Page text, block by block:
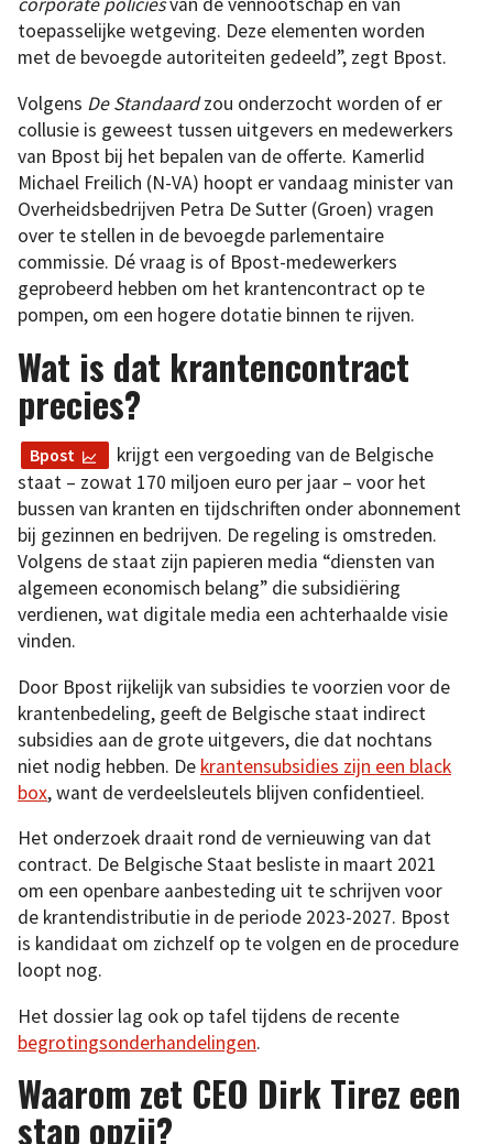
toepasselijke wetgeving. Deze elementen worden
met de bevoegde autoriteiten gedeeld”, zegt Bpost.
Volgens De Standaardzou onderzocht worden of er
collusie is geweest tussen uitgevers en medewerkers
van Bpost bij het bepalen van de offerte. Kamerlid
Michael Freilich (N-VA) hoopt er vandaag minister van
Overheidsbedrijven Petra De Sutter (Groen) vragen
over te stellen in de bevoegde parlementaire
commissie. Dé vraag is of Bpost-medewerkers
geprobeerd hebben om het krantencontract op te
pompen, om een hogere dotatie binnen te rijven.
Wat is dat krantencontract
precies?
Bpost
krijgt een vergoeding van de Belgische
staat – zowat 170 miljoen euro per jaar – voor het
bussen van kranten en tijdschriften onder abonnement
bij gezinnen en bedrijven. De regeling is omstreden.
Volgens de staat zijn papieren media “diensten van
algemeen economisch belang” die subsidiëring
verdienen, wat digitale media een achterhaalde visie
vinden.
Door Bpost rijkelijk van subsidies te voorzien voor de
krantenbedeling, geeft de Belgische staat indirect
subsidies aan de grote uitgevers, die dat nochtans
niet nodig hebben. De krantensubsidies zijn een black
box, want de verdeelsleutels blijven confidentieel.
Het onderzoek draait rond de vernieuwing van dat
contract. De Belgische Staat besliste in maart 2021
om een openbare aanbesteding uit te schrijven voor
de krantendistributie in de periode 2023-2027. Bpost
is kandidaat om zichzelf op te volgen en de procedure
loopt nog.
Het dossier lag ook op tafel tijdens de recente
begrotingsonderhandelingen.
Waarom zet CEO Dirk Tirez een
stap opzij?